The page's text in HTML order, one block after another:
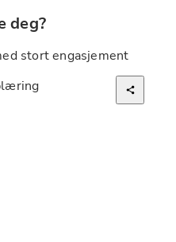
deg?
stort engasjement